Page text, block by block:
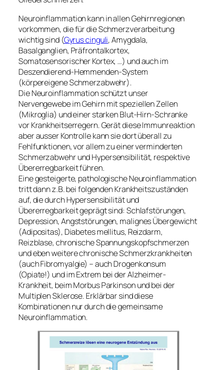
Neuroinflammation kann in allen Gehirnregionen
vorkommen, die für die Schmerzverarbeitung
wichtig sind (Gyrus cinguli, Amygdala,
Basalganglien, Präfrontalkortex,
Somatosensorischer Kortex, …) und auch im
Deszendierend-Hemmenden-System
(körpereigene Schmerzabwehr).
Die Neuroinflammation schützt unser
Nervengewebe im Gehirn mit speziellen Zellen
(Mikroglia) und einer starken Blut-Hirn-Schranke
vor Krankheitserregern. Gerät diese Immunreaktion
aber ausser Kontrolle kann sie dort überall zu
Fehlfunktionen, vor allem zu einer verminderten
Schmerzabwehr und Hypersensibilität, respektive
Übererregbarkeit führen.
Eine gesteigerte, pathologische Neuroinflammation
tritt dann z.B. bei folgenden Krankheitszuständen
auf, die durch Hypersensibilität und
Übererregbarkeit geprägt sind: Schlafstörungen,
Depression, Angststörungen, malignes Übergewicht
(Adipositas), Diabetes mellitus, Reizdarm,
Reizblase, chronische Spannungskopfschmerzen
und eben weitere chronische Schmerzkrankheiten
(auch Fibromyalgie) – auch Drogenkonsum
(Opiate!) und im Extrem bei der Alzheimer-
Krankheit, beim Morbus Parkinson und bei der
Multiplen Sklerose. Erklärbar sind diese
Kombinationen nur durch die gemeinsame
Neuroinflammation.